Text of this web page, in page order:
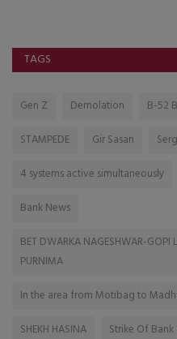
TAGS
Gen Z Demolation
B-52
STAMPEDE
Gir Sasan
4 systems active simultaneously
Bank News
BET DWARKA NAGESHWAR-GOPI
PURNIMA
In the area from Motibag to
SHEKH HASINA
Strike Of